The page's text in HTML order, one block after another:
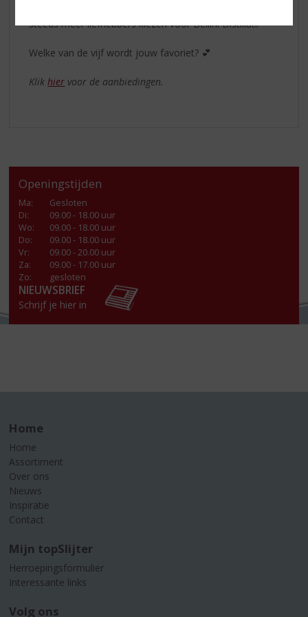
steeds meer liefhebbers kiezen voor Bellini Distillati.
Welke van de vijf wordt jouw favoriet? 💕
Klikhier voor de aanbiedingen.
Openingstijden
Ma:
Gesloten
Di:
09.00 - 18.00 uur
Wo:
09.00 - 18.00 uur
Do:
09.00 - 18.00 uur
Vr:
09.00 - 20.00 uur
Za:
09.00 - 17.00 uur
Zo:
gesloten
NIEUWSBRIEF
Schrijf je hier in
Home
Home
Assortiment
Over ons
Nieuws
Inspiratie
Contact
Mijn topSlijter
Herroepingsformulier
Interessante links
Volg ons